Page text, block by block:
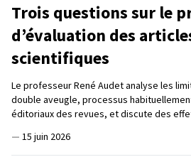
Trois questions sur le
d’évaluation des
scientifiques
Le professeur René Audet analyse les
double aveugle, processus
éditoriaux des revues, et discute des
— 15 juin 2026